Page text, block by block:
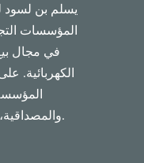
يسلم بن لسود
المؤسسات
في مجال
الكهربائية.
المؤسسة